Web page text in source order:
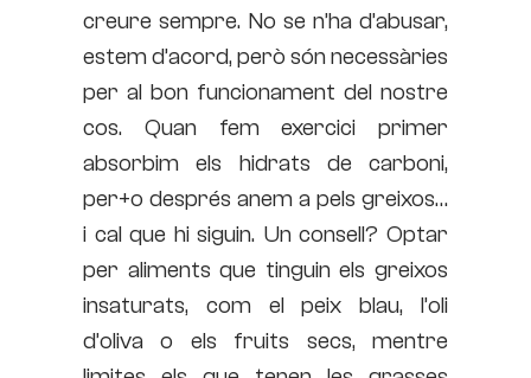
creure sempre. No se n’ha d’abusar,
estem d’acord, però són necessàries
per al bon funcionament del nostre
cos. Quan fem exercici primer
absorbim els hidrats de carboni,
per+o després anem a pels greixos…
i cal que hi siguin. Un consell? Optar
per aliments que tinguin els greixos
insaturats, com el peix blau, l’oli
d’oliva o els fruits secs, mentre